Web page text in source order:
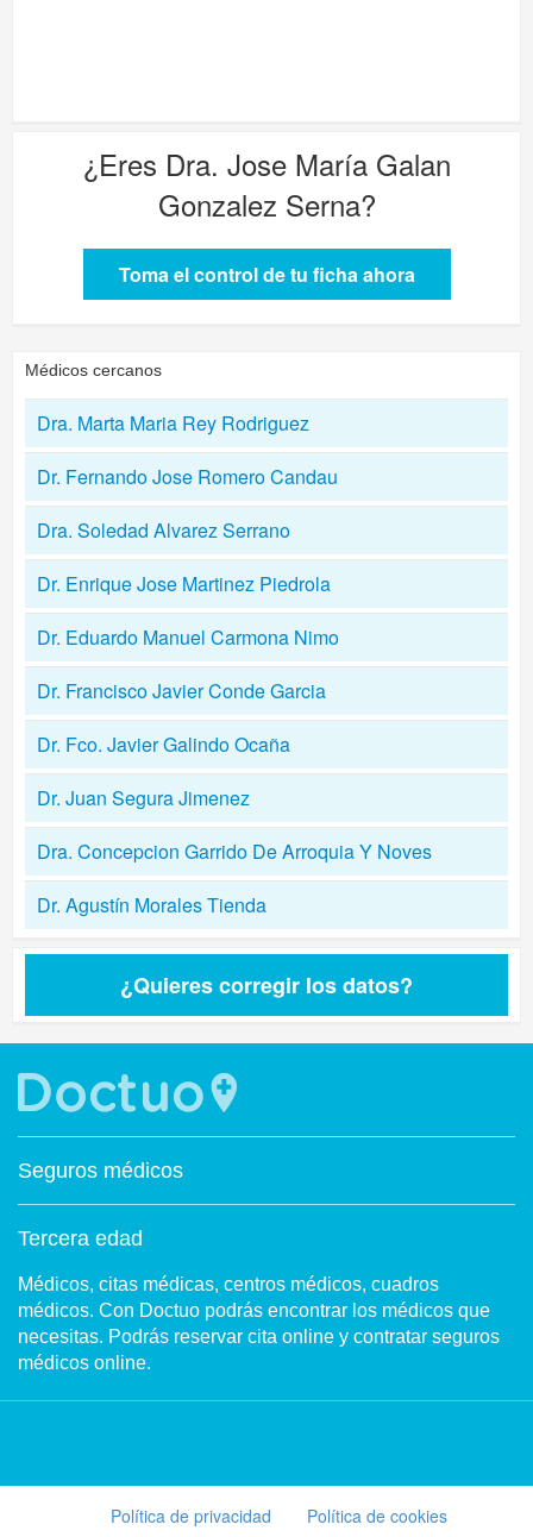
¿Eres Dra. Jose María Galan
Gonzalez Serna?
Toma el control de tu ficha ahora
Médicos cercanos
Dra. Marta Maria Rey Rodriguez
Dr. Fernando Jose Romero Candau
Dra. Soledad Alvarez Serrano
Dr. Enrique Jose Martinez Piedrola
Dr. Eduardo Manuel Carmona Nimo
Dr. Francisco Javier Conde Garcia
Dr. Fco. Javier Galindo Ocaña
Dr. Juan Segura Jimenez
Dra. Concepcion Garrido De Arroquia Y Noves
Dr. Agustín Morales Tienda
¿Quieres corregir los datos?
Seguros médicos
Tercera edad
Médicos, citas médicas, centros médicos, cuadros
médicos. Con Doctuo podrás encontrar los médicos que
necesitas. Podrás reservar cita online y contratar seguros
médicos online.
Política de privacidad Política de cookies